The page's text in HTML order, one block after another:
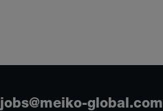
jobs@meiko-global.com